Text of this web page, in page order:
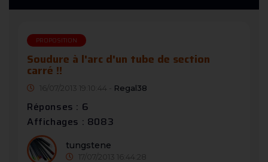
PROPOSITION
Soudure à l'arc d'un tube de section
carré !!
16/07/2013 19:10:44 - Regal38
Réponses : 6
Affichages : 8083
tungstene
17/07/2013 16:44:28